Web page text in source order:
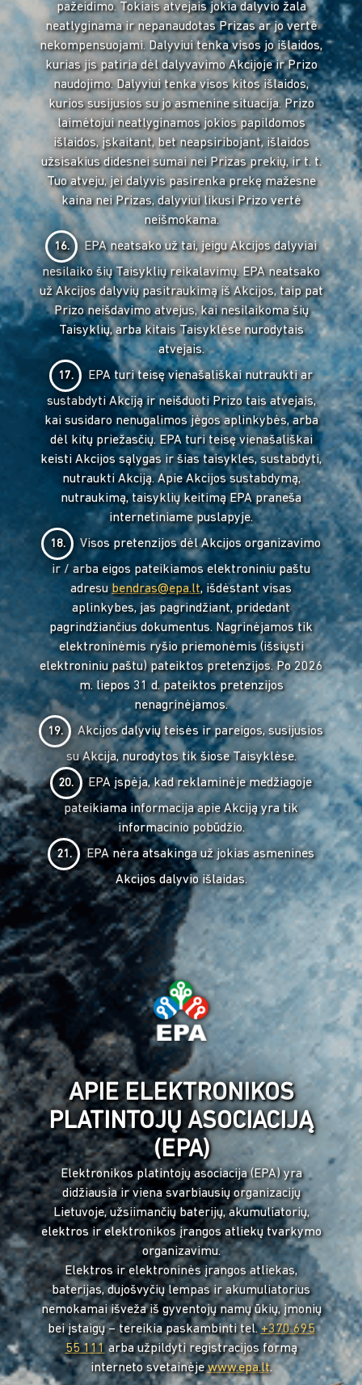
pažeidimo. Tokiais atvejais jokia dalyvio žala
neatlyginama ir nepanaudotas Prizas ar jo vertė
nekompensuojami. Dalyviui tenka visos jo išlaidos,
kurias jis patiria dėl dalyvavimo Akcijoje ir Prizo
naudojimo. Dalyviui tenka visos kitos išlaidos,
kurios susijusios su jo asmenine situacija. Prizo
laimėtojui neatlyginamos jokios papildomos
išlaidos, įskaitant, bet neapsiribojant, išlaidos
užsisakius didesnei sumai nei Prizas prekių, ir t. t.
Tuo atveju, jei dalyvis pasirenka prekę mažesne
kaina nei Prizas, dalyviui likusi Prizo vertė
neišmokama.
16. EPA neatsako už tai, jeigu Akcijos dalyviai
nesilaiko šių Taisyklių reikalavimų. EPA neatsako
už Akcijos dalyvių pasitraukimą iš Akcijos, taip pat
Prizo neišdavimo atvejus, kai nesilaikoma šių
Taisyklių, arba kitais Taisyklėse nurodytais
atvejais.
17. EPA turi teisę vienašališkai nutraukti ar
sustabdyti Akciją ir neišduoti Prizo tais atvejais,
kai susidaro nenugalimos jėgos aplinkybės, arba
dėl kitų priežasčių. EPA turi teisę vienašališkai
keisti Akcijos sąlygas ir šias taisykles, sustabdyti,
nutraukti Akciją. Apie Akcijos sustabdymą,
nutraukimą, taisyklių keitimą EPA praneša
internetiniame puslapyje.
18. Visos pretenzijos dėl Akcijos organizavimo
ir / arba eigos pateikiamos elektroniniu paštu
adresu bendras@epa.lt, išdėstant visas
aplinkybes, jas pagrindžiant, pridedant
pagrindžiančius dokumentus. Nagrinėjamos tik
elektroninėmis ryšio priemonėmis (išsiųsti
elektroniniu paštu) pateiktos pretenzijos. Po 2026
m. liepos 31 d. pateiktos pretenzijos
nenagrinėjamos.
19. Akcijos dalyvių teisės ir pareigos, susijusios
su Akcija, nurodytos tik šiose Taisyklėse.
20. EPA įspėja, kad reklaminėje medžiagoje
pateikiama informacija apie Akciją yra tik
informacinio pobūdžio.
21. EPA nėra atsakinga už jokias asmenines
Akcijos dalyvio išlaidas.
APIE ELEKTRONIKOS
PLATINTOJŲ ASOCIACIJĄ
(EPA)
Elektronikos platintojų asociacija (EPA) yra
didžiausia ir viena svarbiausių organizacijų
Lietuvoje, užsiimančių baterijų, akumuliatorių,
elektros ir elektronikos įrangos atliekų tvarkymo
organizavimu.
Elektros ir elektroninės įrangos atliekas,
baterijas, dujošvyčių lempas ir akumuliatorius
nemokamai išveža iš gyventojų namų ūkių, įmonių
bei įstaigų – tereikia paskambinti tel. +370 695
55 111 arba užpildyti registracijos formą
interneto svetainėje www.epa.lt.